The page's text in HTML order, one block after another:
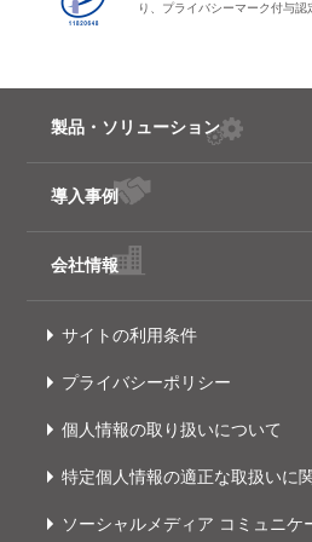
り、プライバシーマーク付与認
製品・ソリューション
導入事例
会社情報
サイトの利用条件
プライバシーポリシー
個人情報の取り扱いについて
特定個人情報の適正な取扱いに
ソーシャルメディア コミュニケ